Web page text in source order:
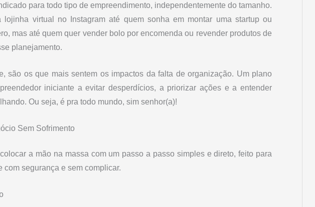
para todo tipo de empreendimento, independentemente do tamanho.
lojinha virtual no Instagram até quem sonha em montar uma startup ou
mas até quem quer vender bolo por encomenda ou revender produtos de
planejamento.
são os que mais sentem os impactos da falta de organização. Um plano
iniciante a evitar desperdícios, a priorizar ações e a entender
Ou seja, é pra todo mundo, sim senhor(a)!
Sem Sofrimento
a mão na massa com um passo a passo simples e direto, feito para
segurança e sem complicar.